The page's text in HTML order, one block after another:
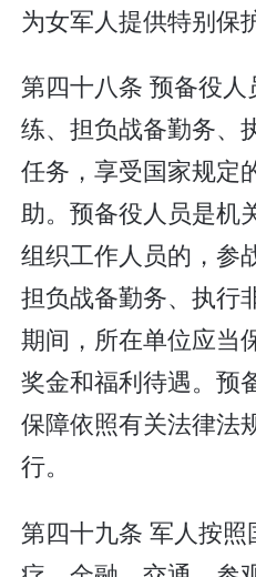
为女军人提供特别保
第四十八条 预备役
练、担负战备勤务、
任务，享受国家规定
助。预备役人员是机
组织工作人员的，参
担负战备勤务、执行
期间，所在单位应当
奖金和福利待遇。预
保障依照有关法律法
行。
第四十九条 军人按